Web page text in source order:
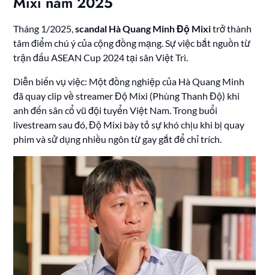
Tháng 1/2025,scandal Hà Quang Minh Độ Mixitrở thành
tâm điểm chú ý của cộng đồng mạng. Sự việc bắt nguồn từ
trận đấu ASEAN Cup 2024 tại sân Việt Trì.
Diễn biến vụ việc: Một đồng nghiệp của Hà Quang Minh
đã quay clip về streamer Độ Mixi (Phùng Thanh Độ) khi
anh đến sân cổ vũ đội tuyển Việt Nam. Trong buổi
livestream sau đó, Độ Mixi bày tỏ sự khó chịu khi bị quay
phim và sử dụng nhiều ngôn từ gay gắt để chỉ trích.